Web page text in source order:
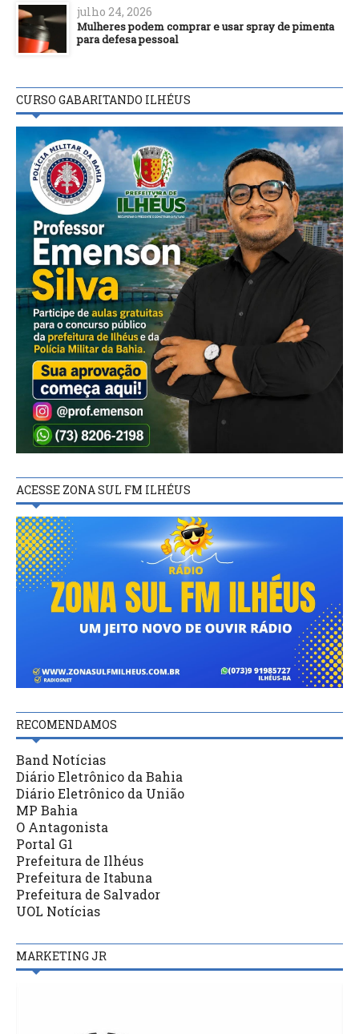
julho 24, 2026
Mulheres podem comprar e usar spray de pimenta
para defesa pessoal
CURSO GABARITANDO ILHÉUS
ACESSE ZONA SUL FM ILHÉUS
RECOMENDAMOS
Band Notícias
Diário Eletrônico da Bahia
Diário Eletrônico da União
MP Bahia
O Antagonista
Portal G1
Prefeitura de Ilhéus
Prefeitura de Itabuna
Prefeitura de Salvador
UOL Notícias
MARKETING JR